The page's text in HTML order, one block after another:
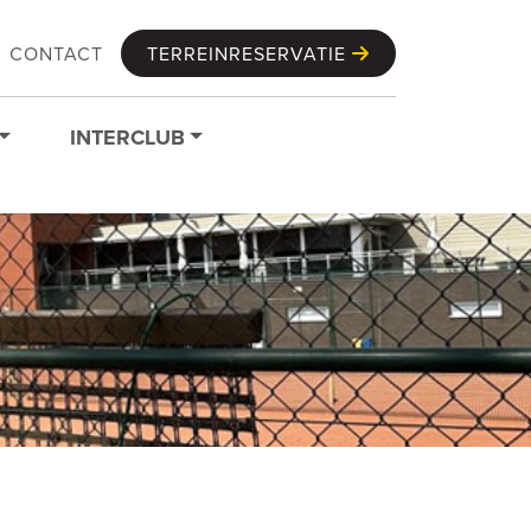
CONTACT TERREINRESERVATIE
INTERCLUB